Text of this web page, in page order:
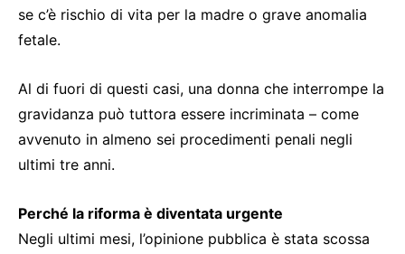
se c’è rischio di vita per la madre o grave anomalia
fetale.
Al di fuori di questi casi, una donna che interrompe la
gravidanza può tuttora essere incriminata – come
avvenuto in almeno sei procedimenti penali negli
ultimi tre anni.
Perché la riforma è diventata urgente
Negli ultimi mesi, l’opinione pubblica è stata scossa